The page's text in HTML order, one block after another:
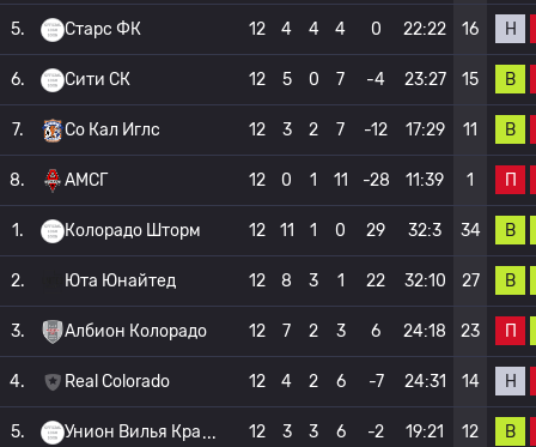
5. Старс ФК 12 4 4 4 0 22:22 16 Н
6. Сити СК 12 5 0 7 -4 23:27 15 В
7. Со Кал Иглс 12 3 2 7 -12 17:29 11 В
8. АМСГ 12 0 1 11 -28 11:39 1 П
1. Колорадо Шторм 12 11 1 0 29 32:3 34 В
2. Юта Юнайтед 12 8 3 1 22 32:10 27 В
3. Албион Колорадо 12 7 2 3 6 24:18 23 П
4. Real Colorado 12 4 2 6 -7 24:31 14 Н
5. Унион Вилья Кра 12 3 3 6 -2 19:21 12 В